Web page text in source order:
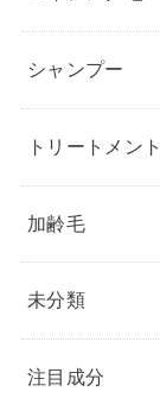
シャンプー
トリートメント
加齢毛
未分類
注目成分